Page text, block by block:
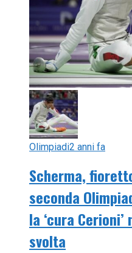
Olimpiadi2 anni fa
Scherma,
seconda
la ‘cura
svolta